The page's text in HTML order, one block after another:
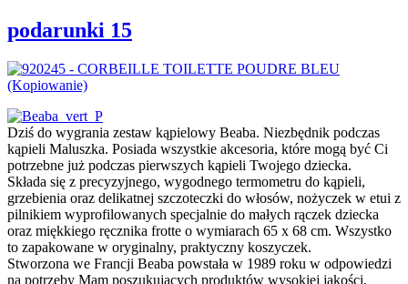
podarunki 15
Dziś do wygrania zestaw kąpielowy Beaba. Niezbędnik podczas
kąpieli Maluszka. Posiada wszystkie akcesoria, które mogą być Ci
potrzebne już podczas pierwszych kąpieli Twojego dziecka.
Składa się z precyzyjnego, wygodnego termometru do kąpieli,
grzebienia oraz delikatnej szczoteczki do włosów, nożyczek w etui z
pilnikiem wyprofilowanych specjalnie do małych rączek dziecka
oraz miękkiego ręcznika frotte o wymiarach 65 x 68 cm. Wszystko
to zapakowane w oryginalny, praktyczny koszyczek.
Stworzona we Francji Beaba powstała w 1989 roku w odpowiedzi
na potrzeby Mam poszukujących produktów wysokiej jakości,